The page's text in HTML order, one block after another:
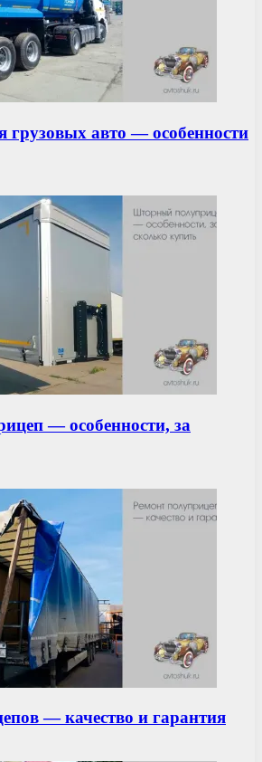
грузовых авто — особенности
— особенности, за
— качество и гарантия